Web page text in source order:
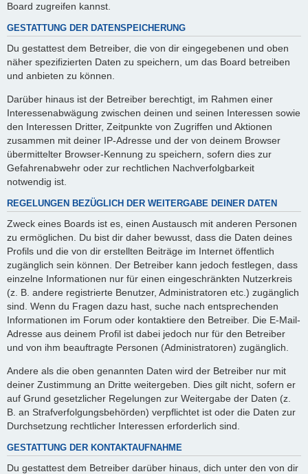
Board zugreifen kannst.
GESTATTUNG DER DATENSPEICHERUNG
Du gestattest dem Betreiber, die von dir eingegebenen und oben
näher spezifizierten Daten zu speichern, um das Board betreiben
und anbieten zu können.
Darüber hinaus ist der Betreiber berechtigt, im Rahmen einer
Interessenabwägung zwischen deinen und seinen Interessen sowie
den Interessen Dritter, Zeitpunkte von Zugriffen und Aktionen
zusammen mit deiner IP-Adresse und der von deinem Browser
übermittelter Browser-Kennung zu speichern, sofern dies zur
Gefahrenabwehr oder zur rechtlichen Nachverfolgbarkeit
notwendig ist.
REGELUNGEN BEZÜGLICH DER WEITERGABE DEINER DATEN
Zweck eines Boards ist es, einen Austausch mit anderen Personen
zu ermöglichen. Du bist dir daher bewusst, dass die Daten deines
Profils und die von dir erstellten Beiträge im Internet öffentlich
zugänglich sein können. Der Betreiber kann jedoch festlegen, dass
einzelne Informationen nur für einen eingeschränkten Nutzerkreis
(z. B. andere registrierte Benutzer, Administratoren etc.) zugänglich
sind. Wenn du Fragen dazu hast, suche nach entsprechenden
Informationen im Forum oder kontaktiere den Betreiber. Die E-Mail-
Adresse aus deinem Profil ist dabei jedoch nur für den Betreiber
und von ihm beauftragte Personen (Administratoren) zugänglich.
Andere als die oben genannten Daten wird der Betreiber nur mit
deiner Zustimmung an Dritte weitergeben. Dies gilt nicht, sofern er
auf Grund gesetzlicher Regelungen zur Weitergabe der Daten (z.
B. an Strafverfolgungsbehörden) verpflichtet ist oder die Daten zur
Durchsetzung rechtlicher Interessen erforderlich sind.
GESTATTUNG DER KONTAKTAUFNAHME
Du gestattest dem Betreiber darüber hinaus, dich unter den von dir